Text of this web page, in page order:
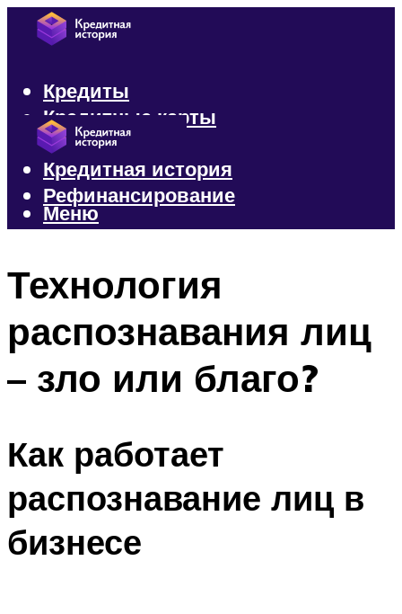
Кредиты
Кредитные карты
Микрозаймы
Кредитная история
Рефинансирование
Меню
Технология
распознавания лиц
– зло или благо?
Как работает
распознавание лиц в
бизнесе